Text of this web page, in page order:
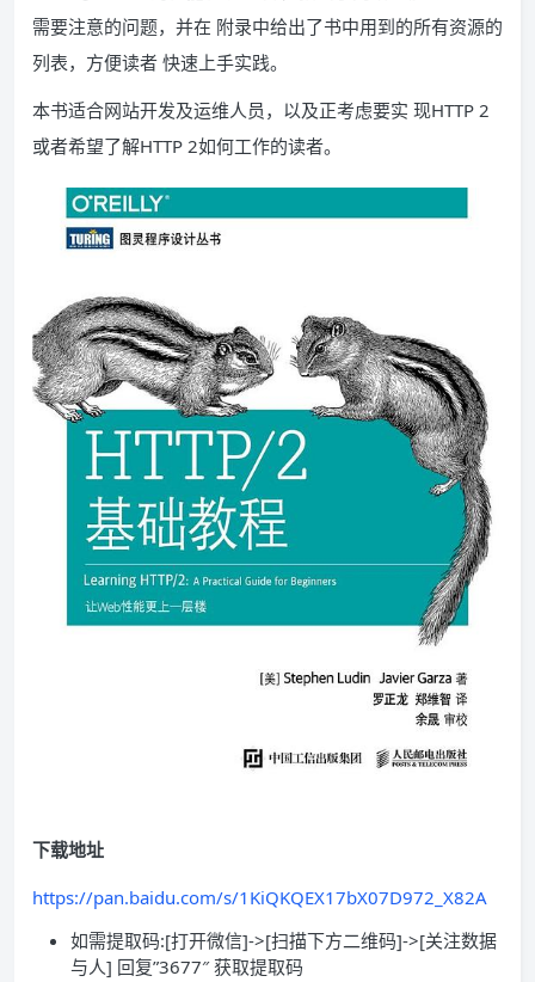
需要注意的问题，并在 附录中给出了书中用到的所有资源的
列表，方便读者 快速上手实践。
本书适合网站开发及运维人员，以及正考虑要实 现HTTP 2
或者希望了解HTTP 2如何工作的读者。
下载地址
https://pan.baidu.com/s/1KiQKQEX17bX07D972_X82A
如需提取码:[打开微信]->[扫描下方二维码]->[关注数据
与人] 回复”3677″ 获取提取码